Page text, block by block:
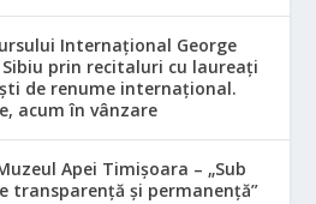
Internațional George
Sibiu prin recitaluri cu laureați
de renume internațional.
acum în vânzare
Apei Timișoara – „Sub
transparență și permanență”